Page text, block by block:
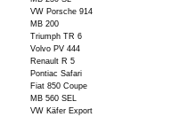
VW Porsche 914
MB 200
Triumph TR 6
Volvo PV 444
Renault R 5
Pontiac Safari
Fiat 850 Coupe
MB 560 SEL
VW Käfer Export